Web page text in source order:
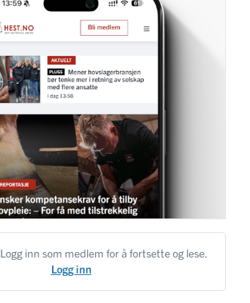
Logg inn som medlem for å fortsette og lese.
Logg inn